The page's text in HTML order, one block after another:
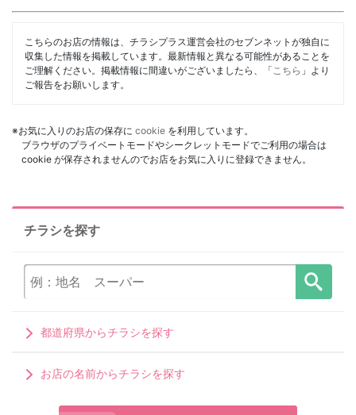
こちらのお店の情報は、チラシプラス運営会社のセブンネットが独自に
収集した情報を掲載しています。最新情報と異なる可能性があることを
ご理解ください。掲載情報に間違いがございましたら、「 こちら 」より
ご報告をお願いします。
※お気に入りのお店の保存に cookie を利用しています。
ブラウザのプライベートモードやシークレットモードでご利用の場合は
cookie が保存されませんのでお店をお気に入りに登録できません。
チラシを探す
都道府県からチラシを探す
お店の名前からチラシを探す